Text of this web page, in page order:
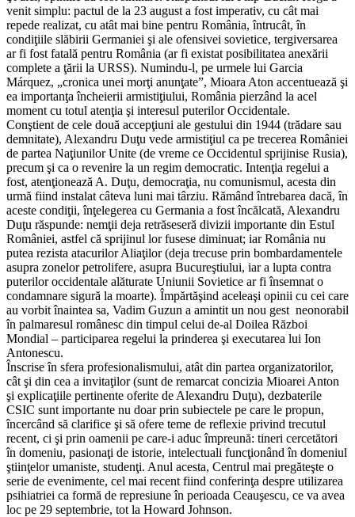
venit simplu: pactul de la 23 august a fost imperativ, cu cât mai
repede realizat, cu atât mai bine pentru România, întrucât, în
condiţiile slăbirii Germaniei şi ale ofensivei sovietice, tergiversarea
ar fi fost fatală pentru România (ar fi existat posibilitatea anexării
complete a ţării la URSS). Numindu-l, pe urmele lui Garcia
Márquez, „cronica unei morţi anunţate”, Mioara Aton accentuează şi
ea importanţa încheierii armistiţiului, România pierzând la acel
moment cu totul atenţia şi interesul puterilor Occidentale.
Conştient de cele două accepţiuni ale gestului din 1944 (trădare sau
demnitate), Alexandru Duţu vede armistiţiul ca pe trecerea României
de partea Naţiunilor Unite (de vreme ce Occidentul sprijinise Rusia),
precum şi ca o revenire la un regim democratic. Intenţia regelui a
fost, atenţionează A. Duţu, democraţia, nu comunismul, acesta din
urmă fiind instalat câteva luni mai târziu. Rămând întrebarea dacă, în
aceste condiţii, înţelegerea cu Germania a fost încălcată, Alexandru
Duţu răspunde: nemţii deja retrăseseră divizii importante din Estul
României, astfel că sprijinul lor fusese diminuat; iar România nu
putea rezista atacurilor Aliaţilor (deja trecuse prin bombardamentele
asupra zonelor petrolifere, asupra Bucureştiului, iar a lupta contra
puterilor occidentale alăturate Uniunii Sovietice ar fi însemnat o
condamnare sigură la moarte). Împărtăşind aceleaşi opinii cu cei care
au vorbit înaintea sa, Vadim Guzun a amintit un nou gest neonorabil
în palmaresul românesc din timpul celui de-al Doilea Război
Mondial – participarea regelui la prinderea şi executarea lui Ion
Antonescu.
Înscrise în sfera profesionalismului, atât din partea organizatorilor,
cât şi din cea a invitaţilor (sunt de remarcat concizia Mioarei Anton
şi explicaţiile pertinente oferite de Alexandru Duţu), dezbaterile
CSIC sunt importante nu doar prin subiectele pe care le propun,
încercând să clarifice şi să ofere teme de reflexie privind trecutul
recent, ci şi prin oamenii pe care-i aduc împreună: tineri cercetători
în domeniu, pasionaţi de istorie, intelectuali funcţionând în domeniul
ştiinţelor umaniste, studenţi. Anul acesta, Centrul mai pregăteşte o
serie de evenimente, cel mai recent fiind conferinţa despre utilizarea
psihiatriei ca formă de represiune în perioada Ceauşescu, ce va avea
loc pe 29 septembrie, tot la Howard Johnson.